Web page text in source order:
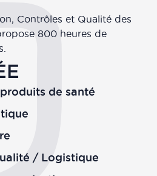
Contrôles et Qualité des
800 heures de
de santé
/ Logistique